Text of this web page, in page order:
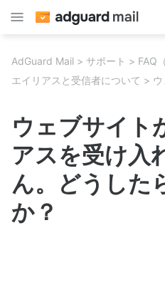
AdGuard Mail サポート
FAQ
エイリアスと受信者について
ウェブサイト
アスを受け入
ん。どうした
か？